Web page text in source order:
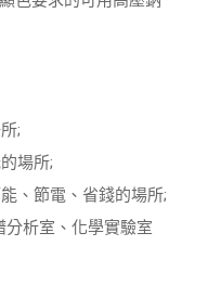
;
場所;
、節電、省錢的場所;
析室、化學實驗室